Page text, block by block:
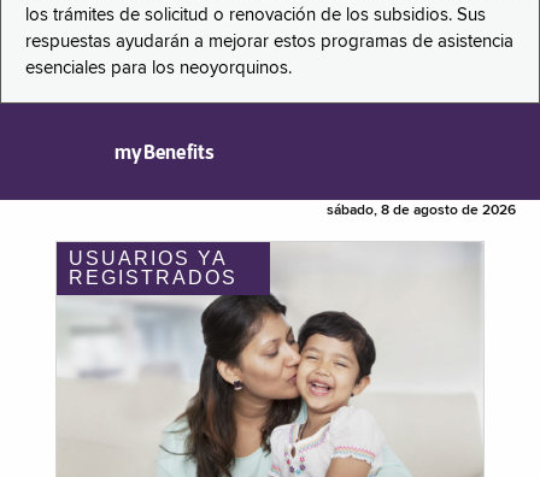
los trámites de solicitud o renovación de los subsidios. Sus
respuestas ayudarán a mejorar estos programas de asistencia
esenciales para los neoyorquinos.
myBenefits
sábado, 8 de agosto de 2026
USUARIOS YA
REGISTRADOS